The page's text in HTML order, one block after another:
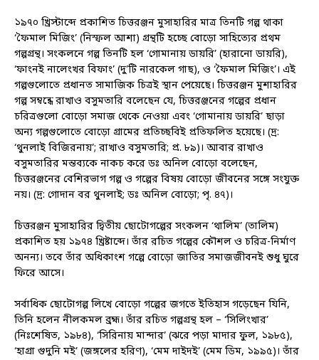
১৯৭০ খ্রিস্টাব্দে প্রকাশিত চিত্তরঞ্জন মুসাহারির মাত্র তিনটি গল্প থাকা
‘ফৈমাল মিজিং’ (নিস্ফল আশা) গ্রন্থটি হচ্ছে বোড়ো সাহিত্যের প্রথম
গল্পগ্রন্থ। সংকলনে গল্প তিনটি হল ‘গোমানায় ডায়রি’ (হারানো ডায়রি),
‘ফাংনই নালেংখর বিফাং’ (দু’টি নারকেল গাছ), ও ‘ফৈমাল মিজিং’। এই
গল্পগুলোতে প্রধানত সামাজিক চিত্রই স্থান পেয়েছে। চিত্তরঞ্জন মুশাহারির
গল্প সম্বন্ধে রাখাও বসুমতারি বলেছেন যে, চিত্তরঞ্জনের গল্পের প্রধান
চরিত্রগুলো বোড়ো সমাজ থেকে নেওয়া এবং ‘গোমানায় ডায়রি’ ছাড়া
অন্য গল্পগুলোতে বোড়ো গ্রামের প্রতিচ্ছবিই প্রতিফলিত হয়েছে। (দ্র:
‘থুনলাই বিজিরনায়’; রাখাও বসুমতারি; প্র. ৮৯)। আবার রাখাও
বসুমতারির মন্তব্যকে নাকচ করে ডঃ অনিল বোড়ো বলেছেন,
চিত্তরঞ্জনের বেশিরভাগ গল্প ও গল্পের বিষয় বোড়ো জীবনের সঙ্গে সংযুক্ত
নয়। (দ্র: গোদান বর থুনলাই; ডঃ অনিল বোড়ো; পৃ. ৪৭)।
চিত্তরঞ্জন মুসাহারির দ্বিতীয় ছোটোগল্পের সংকলন ‘থালিম’ (তালিম)
প্রকাশিত হয় ১৯৭৪ খ্রিষ্টাব্দে। তাঁর রচিত গল্পের কৌশল ও চরিত্র-নির্মাণ
অনন্য। তবে তাঁর অধিকাংশ গল্পে বোড়ো জাতির সমাজজীবনই শুধু ঘুরে
ফিরে আসে।
সর্বাধিক ছোটোগল্প লিখে বোড়ো গল্পের জগতে ইতিহাস গড়েছেন যিনি,
তিনি হলেন নীলকমল ব্রহ্ম। তাঁর রচিত গল্পগ্রন্থ হল – ‘সিলিংখার’
(নিঃশেষিত, ১৯৮৪), ‘সিরিনায় মান্দার’ (ঝরে পড়া মাদার ফুল, ১৯৮৫),
‘হাগ্রা গুদুনি মই’ (জঙ্গলের হরিণ), ‘মেম দাইদই’ (মেম ডিম, ১৯৯৫)। তাঁর